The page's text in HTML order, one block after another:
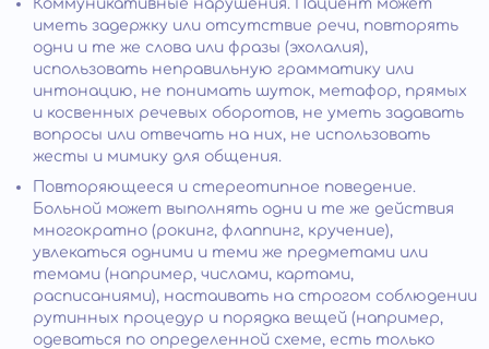
Коммуникативные нарушения. Пациент может
иметь задержку или отсутствие речи, повторять
одни и те же слова или фразы (эхолалия),
использовать неправильную грамматику или
интонацию, не понимать шуток, метафор, прямых
и косвенных речевых оборотов, не уметь задавать
вопросы или отвечать на них, не использовать
жесты и мимику для общения.
Повторяющееся и стереотипное поведение.
Больной может выполнять одни и те же действия
многократно (рокинг, флаппинг, кручение),
увлекаться одними и теми же предметами или
темами (например, числами, картами,
расписаниями), настаивать на строгом соблюдении
рутинных процедур и порядка вещей (например,
одеваться по определенной схеме, есть только